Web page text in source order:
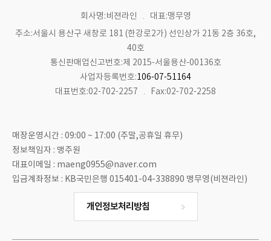
회사명:비젼라인
대표:맹무영
주소:서울시 용산구 새창로 181 (한강로2가) 선인상가 21동 2층 36호,
40호
통신판매업신고번호:제 2015-서울용산-00136호
사업자등록번호:106-07-51164
대표번호:02-702-2257
Fax:02-702-2258
매장운영시간 : 09:00 ~ 17:00 (주말,공휴일 휴무)
정보책임자 : 맹주원
대표이메일 : maeng0955@naver.com
입금계좌정보 : KB국민은행 015401-04-338890 맹무영(비젼라인)
개인정보처리방침